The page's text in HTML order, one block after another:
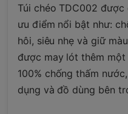
Túi chéo TDC002
ưu điểm nổi bật như:
hôi, siêu nhẹ và giữ
được may lót thêm
100% chống thấm
dụng và đồ dùng bên